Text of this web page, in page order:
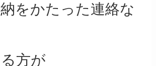
をかたった連絡な
方が